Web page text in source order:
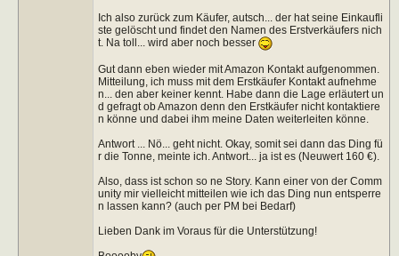
Ich also zurück zum Käufer, autsch... der hat seine Einkaufli
ste gelöscht und findet den Namen des Erstverkäufers nich
t. Na toll... wird aber noch besser
Gut dann eben wieder mit Amazon Kontakt aufgenommen.
Mitteilung, ich muss mit dem Erstkäufer Kontakt aufnehme
n... den aber keiner kennt. Habe dann die Lage erläutert un
d gefragt ob Amazon denn den Erstkäufer nicht kontaktiere
n könne und dabei ihm meine Daten weiterleiten könne.
Antwort ... Nö... geht nicht. Okay, somit sei dann das Ding fü
r die Tonne, meinte ich. Antwort... ja ist es (Neuwert 160 €).
Also, dass ist schon so ne Story. Kann einer von der Comm
unity mir vielleicht mitteilen wie ich das Ding nun entsperre
n lassen kann? (auch per PM bei Bedarf)
Lieben Dank im Voraus für die Unterstützung!